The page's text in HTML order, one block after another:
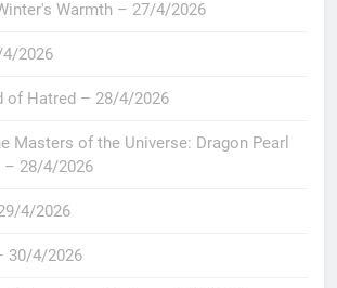
Warmth – 27/4/2026
2026
of Hatred – 28/4/2026
Masters of the Universe: Dragon Pearl
28/4/2026
4/2026
30/4/2026